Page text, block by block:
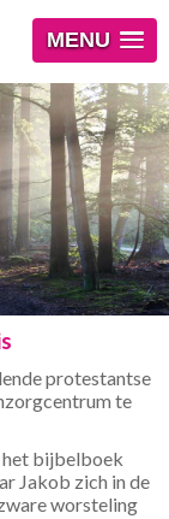
MENU
protestantse
te
het bijbelboek
Jakob zich in de
worsteling